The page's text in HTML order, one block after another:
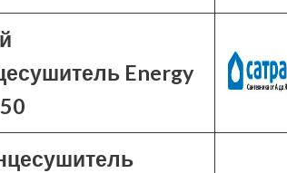
Energy